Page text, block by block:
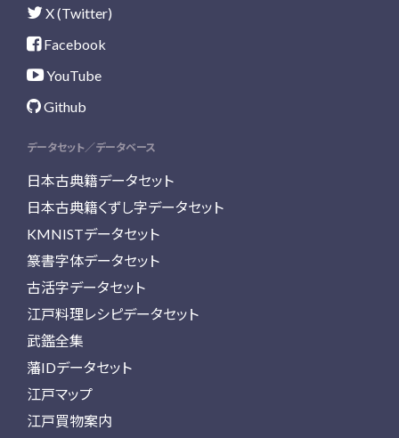
X (Twitter)
Facebook
YouTube
Github
データセット／データベース
日本古典籍データセット
日本古典籍くずし字データセット
KMNISTデータセット
篆書字体データセット
古活字データセット
江戸料理レシピデータセット
武鑑全集
藩IDデータセット
江戸マップ
江戸買物案内